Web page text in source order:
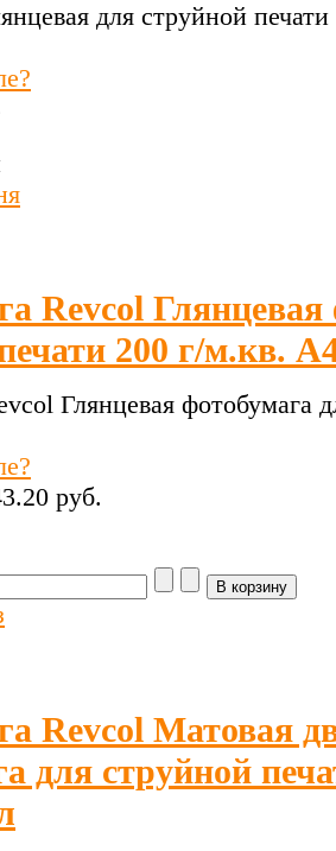
для струйной
Revcol Глянцевая
200 г/м.кв.
Глянцевая фотобумага
pуб.
Revcol Матовая
для струйной